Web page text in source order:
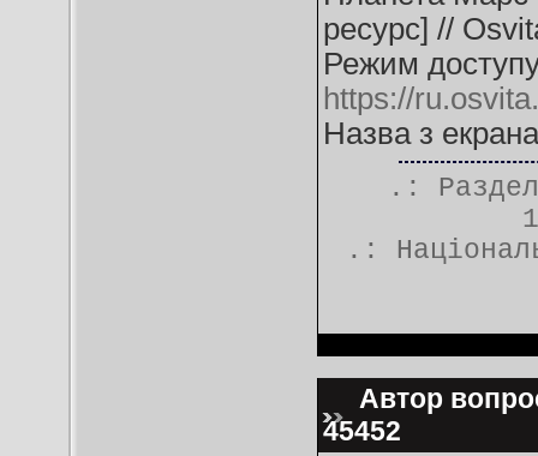
ресурс] //
Режим
https://
Назва з
.:
.:
Автор
45452